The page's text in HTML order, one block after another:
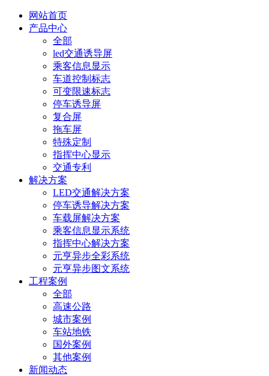
网站首页
产品中心
全部
led交通诱导屏
乘客信息显示
车道控制标志
可变限速标志
停车诱导屏
复合屏
拖车屏
特殊定制
指挥中心显示
交通专利
解决方案
LED交通解决方案
停车诱导解决方案
车载屏解决方案
乘客信息显示系统
指挥中心解决方案
元亨异步全彩系统
元亨异步图文系统
工程案例
全部
高速公路
城市案例
车站地铁
国外案例
其他案例
新闻动态